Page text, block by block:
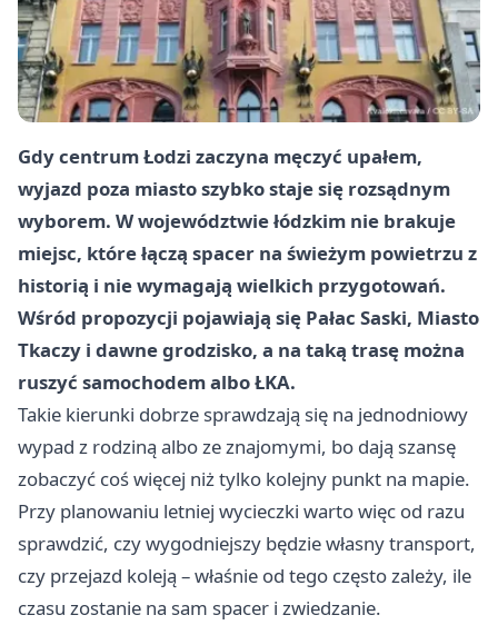
Gdy centrum Łodzi zaczyna męczyć upałem,
wyjazd poza miasto szybko staje się rozsądnym
wyborem. W województwie łódzkim nie brakuje
miejsc, które łączą spacer na świeżym powietrzu z
historią i nie wymagają wielkich przygotowań.
Wśród propozycji pojawiają się Pałac Saski, Miasto
Tkaczy i dawne grodzisko, a na taką trasę można
ruszyć samochodem albo ŁKA.
Takie kierunki dobrze sprawdzają się na jednodniowy
wypad z rodziną albo ze znajomymi, bo dają szansę
zobaczyć coś więcej niż tylko kolejny punkt na mapie.
Przy planowaniu letniej wycieczki warto więc od razu
sprawdzić, czy wygodniejszy będzie własny transport,
czy przejazd koleją – właśnie od tego często zależy, ile
czasu zostanie na sam spacer i zwiedzanie.